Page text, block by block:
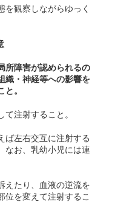
を観察しながらゆっく
所障害が認められるの
織・神経等への影響を
。
て注射すること。
ば左右交互に注射する
なお、乳幼小児には連
えたり、血液の逆流を
位を変えて注射するこ